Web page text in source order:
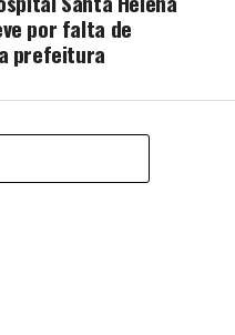
por falta de
prefeitura